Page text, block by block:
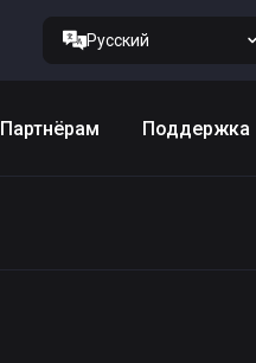
Русский
Партнёрам Поддержка